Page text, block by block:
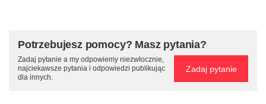
Potrzebujesz pomocy? Masz pytania?
Zadaj pytanie a my odpowiemy niezwłocznie,
najciekawsze pytania i odpowiedzi publikując
dla innych.
Zadaj pytanie